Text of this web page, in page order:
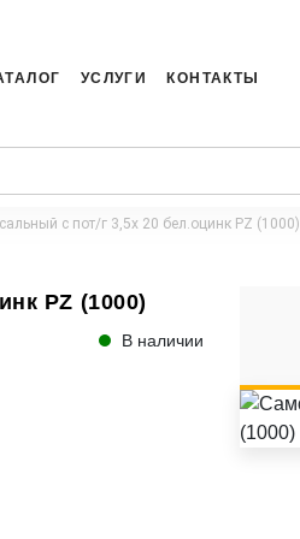
УСЛУГИ КОНТАКТЫ
с пот/г 3,5х 20 бел.оцинк PZ (1000)
PZ (1000)
В наличии